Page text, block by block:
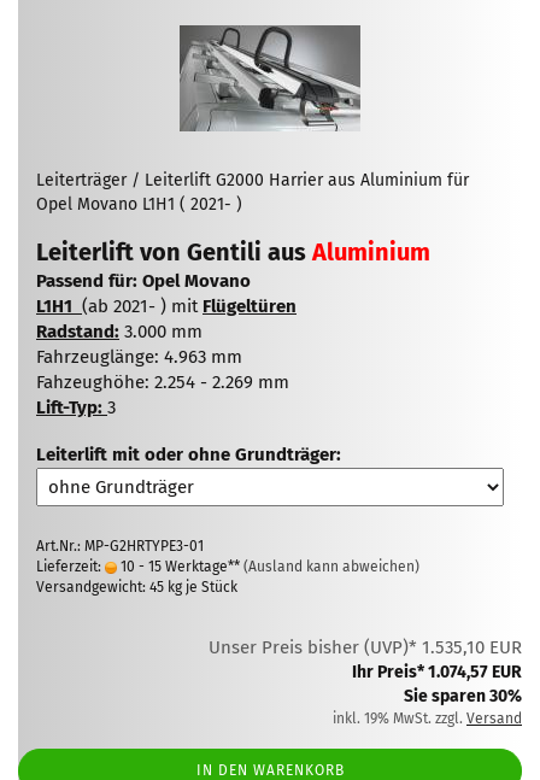
Leiterträger / Leiterlift G2000 Harrier aus Aluminium für
Opel Movano L1H1 ( 2021- )
Leiterlift von Gentili ausAluminium
Passend für: Opel Movano
L1H1 (ab 2021- ) mit Flügeltüren
Radstand: 3.000 mm
Fahrzeuglänge: 4.963 mm
Fahzeughöhe: 2.254 - 2.269 mm
Lift-Typ: 3
Leiterlift mit oder ohne Grundträger:
Art.Nr.: MP-G2HRTYPE3-01
Lieferzeit:
10 - 15 Werktage** (Ausland kann abweichen)
Versandgewicht: 45 kg je Stück
Unser Preis bisher (UVP)* 1.535,10 EUR
Ihr Preis* 1.074,57 EUR
Sie sparen 30%
inkl. 19% MwSt. zzgl. Versand
IN DEN WARENKORB